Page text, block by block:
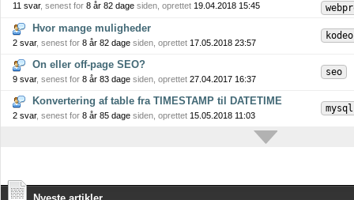
11 svar, senest for 8 år 82 dage siden, oprettet 19.04.2018 15:45
Hvor mange muligheder
2 svar, senest for 8 år 82 dage siden, oprettet 17.05.2018 23:57
On eller off-page SEO?
9 svar, senest for 8 år 83 dage siden, oprettet 27.04.2017 16:37
seo
Konvertering af table fra TIMESTAMP til DATETIME
2 svar, senest for 8 år 85 dage siden, oprettet 15.05.2018 11:03
mysql